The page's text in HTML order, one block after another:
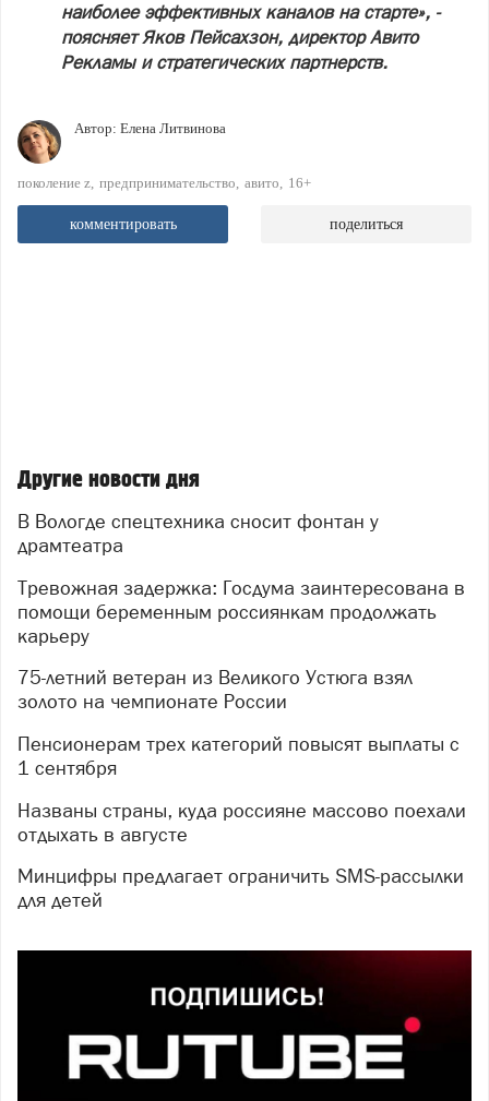
наиболее эффективных каналов на старте», -
поясняет Яков Пейсахзон, директор Авито
Рекламы и стратегических партнерств.
Автор: Елена Литвинова
поколение z предпринимательство авито 16+
комментировать поделиться
Другие новости дня
В Вологде спецтехника сносит фонтан у
драмтеатра
Тревожная задержка: Госдума заинтересована в
помощи беременным россиянкам продолжать
карьеру
75-летний ветеран из Великого Устюга взял
золото на чемпионате России
Пенсионерам трех категорий повысят выплаты с
1 сентября
Названы страны, куда россияне массово поехали
отдыхать в августе
Минцифры предлагает ограничить SMS-рассылки
для детей